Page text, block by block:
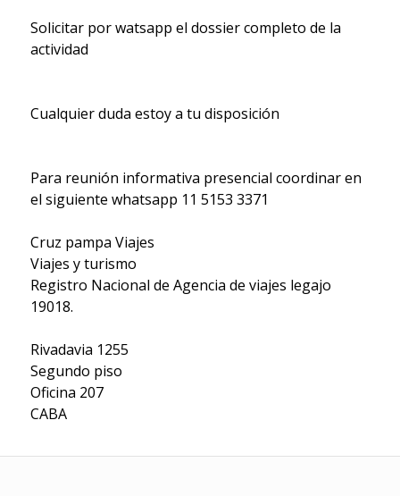
Solicitar por watsapp el dossier completo de la
actividad
Cualquier duda estoy a tu disposición
Para reunión informativa presencial coordinar en
el siguiente whatsapp 11 5153 3371
Cruz pampa Viajes
Viajes y turismo
Registro Nacional de Agencia de viajes legajo
19018.
Rivadavia 1255
Segundo piso
Oficina 207
CABA